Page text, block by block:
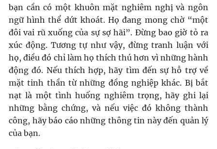
bạn cần có một khuôn mặt nghiêm nghị và ngôn
ngữ hình thể dứt khoát. Họ đang mong chờ “một
đôi vai rũ xuống của sự sợ hãi”. Đừng bao giờ tỏ ra
xúc động. Tương tự như vậy, đừng tranh luận với
họ, điều đó chỉ làm họ thích thú hơn vì những hành
động đó. Nếu thích hợp, hãy tìm đến sự hỗ trợ về
mặt tinh thần từ những đồng nghiệp khác. Bị bắt
nạt là một tình huống nghiêm trọng, hãy ghi lại
những bằng chứng, và nếu việc đó không thành
công, hãy báo cáo những thông tin này đến quản lý
của bạn.